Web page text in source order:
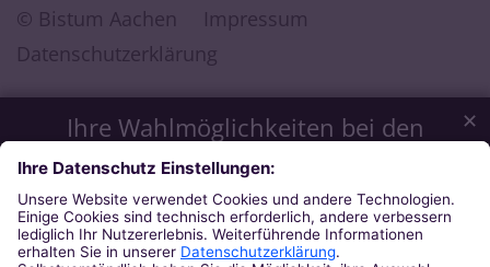
Ihre Wahlmöglichkeiten bei den
Einstellungen zum Datenschutz
Wir möchten Ihnen ein optimales Webseiten-Erlebnis bieten.
Dazu verwenden wir Cookies, die für das Funktionieren
unserer Website notwendig sind. Mit Ihrer Zustimmung
verwenden wir auch Cookies und andere Technologien, die
✕
© Bistum Aachen
Impressum
Datenschutzerklärung